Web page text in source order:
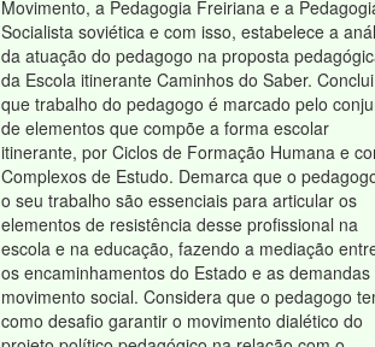
Movimento, a Pedagogia Freiriana e a
Socialista soviética e com isso, estabelece a
da atuação do pedagogo na proposta
da Escola itinerante Caminhos do Saber. Conclui
que trabalho do pedagogo é marcado pelo
de elementos que compõe a forma escolar
itinerante, por Ciclos de Formação Humana e
Complexos de Estudo. Demarca que o
o seu trabalho são essenciais para articular os
elementos de resistência desse profissional na
escola e na educação, fazendo a mediação
os encaminhamentos do Estado e as demandas
movimento social. Considera que o pedagogo
como desafio garantir o movimento dialético do